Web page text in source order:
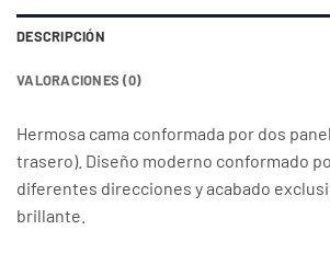
DESCRIPCIÓN
VALORACIONES (0)
Hermosa cama conformada por dos
trasero). Diseño moderno conformado
diferentes direcciones y acabado
brillante.